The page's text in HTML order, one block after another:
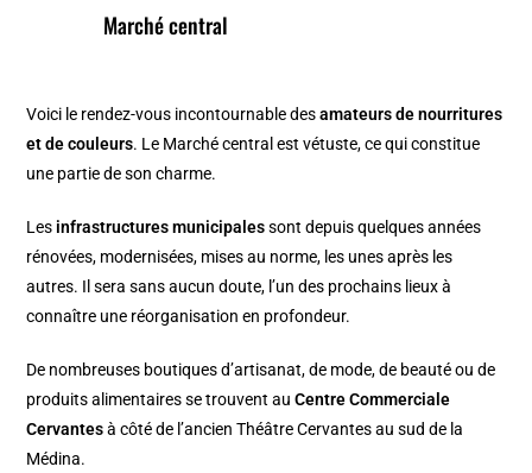
Marché central
Voici le rendez-vous incontournable desamateurs de nourritures
et de couleurs. Le Marché central est vétuste, ce qui constitue
une partie de son charme.
Les infrastructures municipalessont depuis quelques années
rénovées, modernisées, mises au norme, les unes après les
autres. Il sera sans aucun doute, l’un des prochains lieux à
connaître une réorganisation en profondeur.
De nombreuses boutiques d’artisanat, de mode, de beauté ou de
produits alimentaires se trouvent auCentre Commerciale
Cervantesà côté de l’ancien Théâtre Cervantes au sud de la
Médina.